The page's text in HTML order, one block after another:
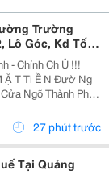
Trường
Lô Góc, Kd Tốt,
- Chính Ch Ủ !!!
Ặ T Ti Ề N Đườ Ng
Ngõ Thành Ph Ố
27 phút trước
Tại Quảng